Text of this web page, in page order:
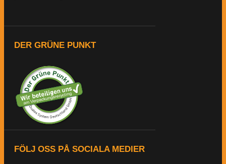
DER GRÜNE PUNKT
FÖLJ OSS PÅ SOCIALA MEDIER